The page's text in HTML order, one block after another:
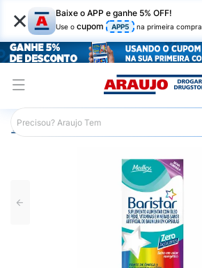
× Baixe o APP e ganhe 5% OFF!
Use o cupom APP5 na primeira compra
Araujo Saúde e Bem Estar